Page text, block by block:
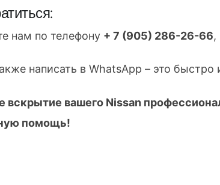
нам по телефону + 7 (905) 286-26-66,
написать в WhatsApp – это быстро
вскрытие вашего Nissan
помощь!